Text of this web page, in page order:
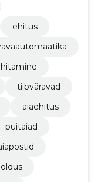
ehitus
tiibväravad
aiaehitus
puitaiad